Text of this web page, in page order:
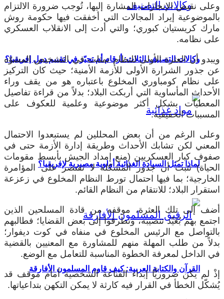
وكالات التصنيف الثلاث: أرقام أم تحيّز في تقييم دول إفريقيا؟
لماذا تمثل السيادة الغذائية أولوية مصيرية لإفريقيا؟
القرآن والكتابة العربية: كيف قاوم المسلمون الأفارقة
وعلى نقيض الإنجازات المشارة إليها، تُوجب ضرورة الالتزام
بالموضوعية إيراد المجالات التي أخفقت فيها حكومة روش
مارك كريستيان كبوري؛ والتي أدت إلى الانقلاب العسكري
على نظامه.
ويبدو أن العثرة الأولى للنظام تمثلت في التشخيص المشوّه
عن جذور الشرارة الأولى للأزمة الأمنية؛ حيث كان التركيز
على نظام كومباوري المخلوع باعتباره هو من يقف وراء
الأحداث المأساوية التي أربكت البلاد؛ بدلاً من قراءة تفاصيل
المعطيات بشكل أكثر موضوعية وعلمية للعكوف على
المسببات الحقيقية.
وعلى الرغم من أن بعض المحللين لم يستبعدوا الاحتمال
المعني لكن تشابك الأحداث وطريقة إدارة الأزمة حتى في
صفوف كبار العسكريين (منع إمداد الجيش بأبسط مقومات
الحياة) تثبت أن جذور المشكلة لا تقتصر على المؤامرة
الخارجية؛ بما فيها احتمال تورط النظام المخلوع في زعزعة
استقرار البلاد؛ للانتقام من النظام القائم.
أضف إلى تلك العثرة، موقفه من قادة المسلحين الذين
اجتمع بهم بُعَيْد تنصيبه، وتطرقوا إلى بعض القضايا؛ فطالبهم
بالتواصل مع الرئيس المخلوع في منفاه في كوت ديفوار؛
بدلاً من طلب المهلة منهم للمشاورة مع المعنيين بالقضية
في الداخل لمعرفة الخطوة المناسبة للتعامل مع الوضع.
إذْ لم يكن ضروريًّا إبداء القناعة الشخصية أمام موقف قد
يُشكّل الخطأ في القرار فيه كارثة لا يمكن التكهن بتداعياتها.